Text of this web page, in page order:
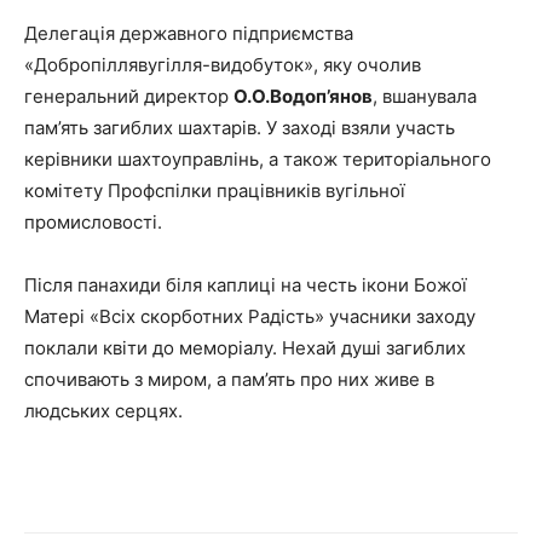
Делегація державного підприємства
«Добропіллявугілля-видобуток», яку очолив
генеральний директор О.О.Водоп’янов, вшанувала
пам’ять загиблих шахтарів. У заході взяли участь
керівники шахтоуправлінь, а також територіального
комітету Профспілки працівників вугільної
промисловості.
Після панахиди біля каплиці на честь ікони Божої
Матері «Всіх скорботних Радість» учасники заходу
поклали квіти до меморіалу. Нехай душі загиблих
спочивають з миром, а пам’ять про них живе в
людських серцях.